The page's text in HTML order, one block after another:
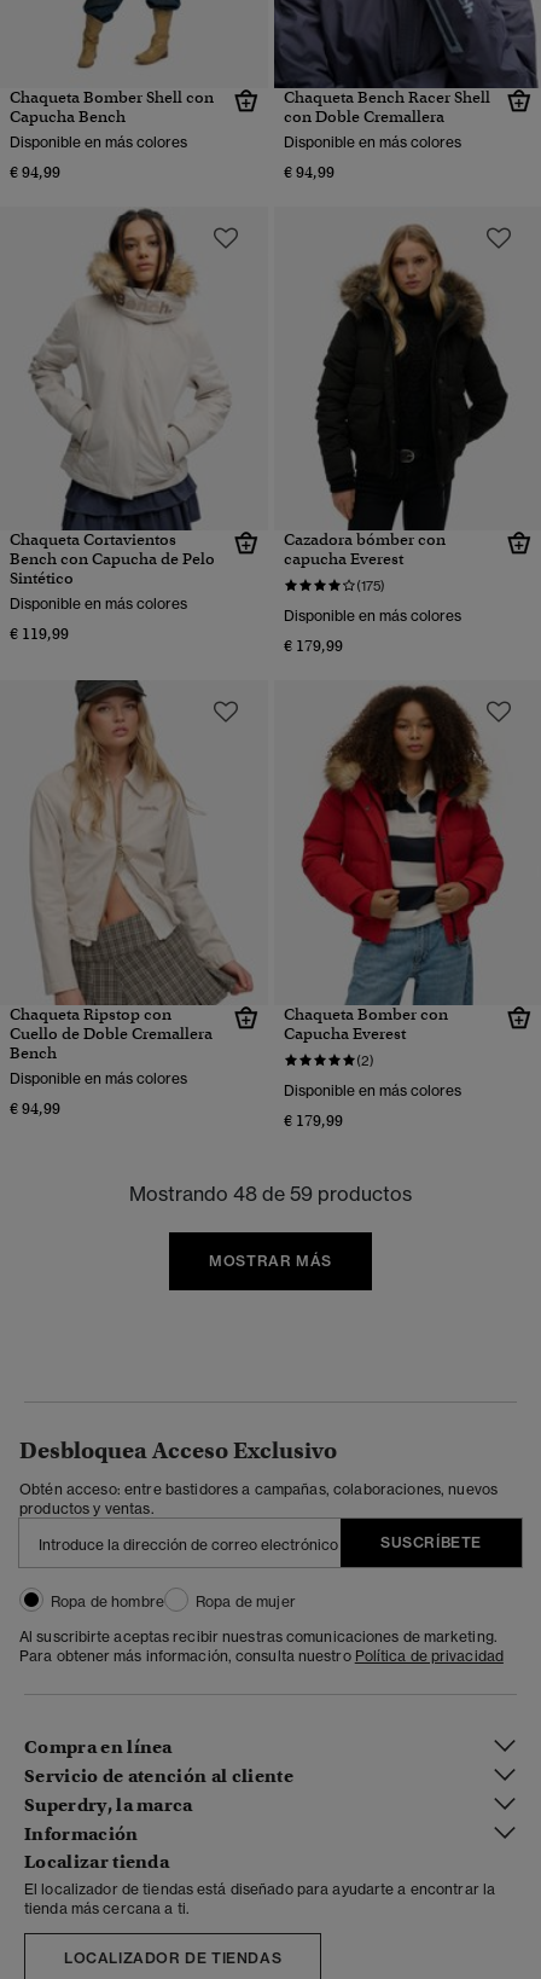
Chaqueta Bomber Shell con
Capucha Bench
Disponible en más colores
€ 94,99
Chaqueta Bench Racer Shell
con Doble Cremallera
Disponible en más colores
€ 94,99
Chaqueta Cortavientos
Bench con Capucha de Pelo
Sintético
Disponible en más colores
€ 119,99
Cazadora bómber con
capucha Everest
(175)
Disponible en más colores
€ 179,99
Chaqueta Ripstop con
Cuello de Doble Cremallera
Bench
Disponible en más colores
€ 94,99
Chaqueta Bomber con
Capucha Everest
(2)
Disponible en más colores
€ 179,99
Mostrando 48 de 59 productos
MOSTRAR MÁS
Desbloquea Acceso Exclusivo
Obtén acceso: entre bastidores a campañas, colaboraciones, nuevos
productos y ventas.
SUSCRÍBETE
Ropa de hombre
Ropa de mujer
Al suscribirte aceptas recibir nuestras comunicaciones de marketing.
Para obtener más información, consulta nuestro Política de privacidad
Compra en línea
Servicio de atención al cliente
Superdry, la marca
Información
Localizar tienda
El localizador de tiendas está diseñado para ayudarte a encontrar la
tienda más cercana a ti.
LOCALIZADOR DE TIENDAS